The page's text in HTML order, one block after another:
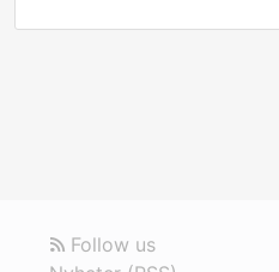
Follow us